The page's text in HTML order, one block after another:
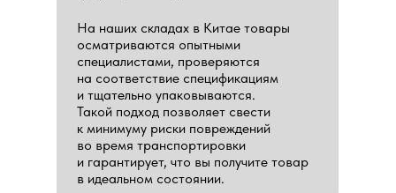
На наших складах в Китае товары
осматриваются опытными
специалистами, проверяются
на соответствие спецификациям
и тщательно упаковываются.
Такой подход позволяет свести
к минимуму риски повреждений
во время транспортировки
и гарантирует, что вы получите товар
в идеальном состоянии.